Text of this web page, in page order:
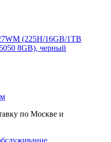
(225H/16GB/1TB
8GB), черный
по Москве и